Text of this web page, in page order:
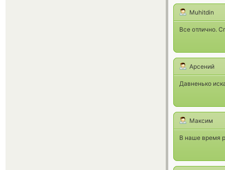
Muhitdin
Все отлично.
Арсений
Давненько
Максим
В наше время